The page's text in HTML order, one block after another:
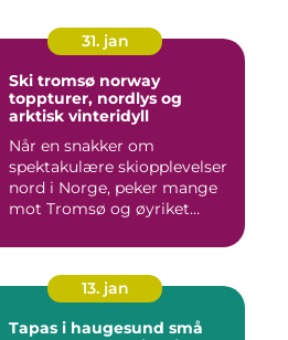
31. jan
Ski tromsø norway
toppturer, nordlys og
arktisk vinteridyll
Når en snakker om
spektakulære skiopplevelser
nord i Norge, peker mange
mot Tromsø og øyriket
13. jan
Tapas i haugesund små